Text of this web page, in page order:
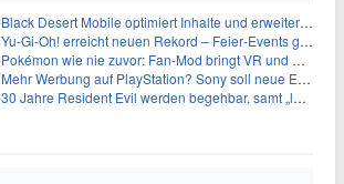
Black Desert Mobile optimiert Inhalte und erweitert Treasure Access
Yu‑Gi‑Oh! erreicht neuen Rekord – Feier‑Events gestartet
Pokémon wie nie zuvor: Fan-Mod bringt VR und Ego-Perspektive nach Kanto
Mehr Werbung auf PlayStation? Sony soll neue Einnahmequellen prüfen
30 Jahre Resident Evil werden begehbar, samt „lebensgroßem Leon“